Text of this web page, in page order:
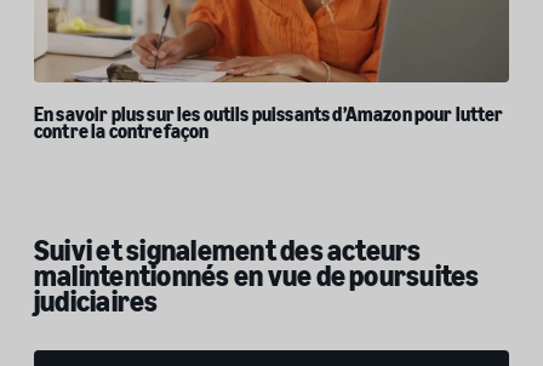
En savoir plus sur les outils puissants d’Amazon pour lutter
contre la contrefaçon
Suivi et signalement des acteurs
malintentionnés en vue de poursuites
judiciaires